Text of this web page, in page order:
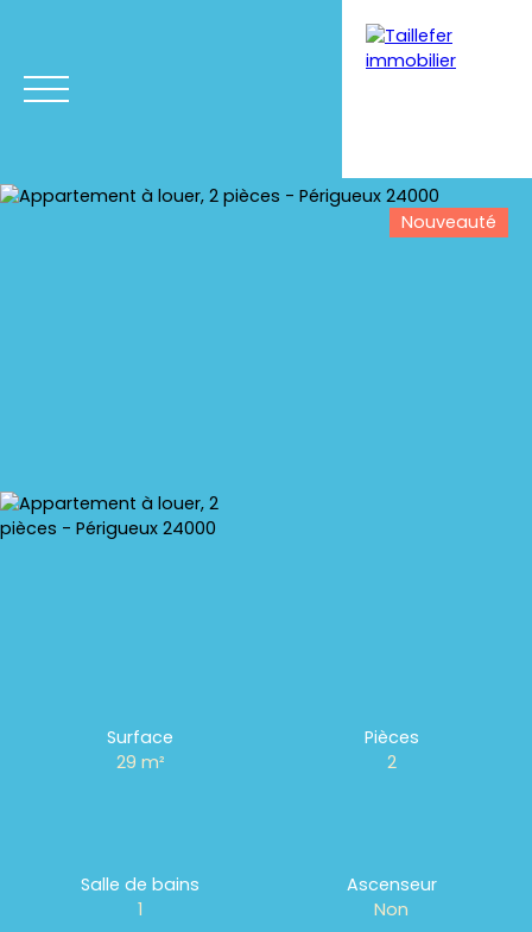
Nouveauté
Surface
29 m²
Pièces
2
Salle de bains
1
Ascenseur
Non